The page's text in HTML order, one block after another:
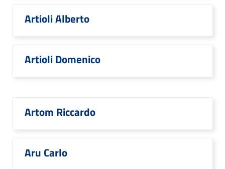
Artioli Alberto
Artioli Domenico
Artom Riccardo
Aru Carlo